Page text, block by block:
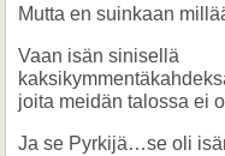
Mutta en suinkaan
Vaan isän sinisellä
joita meidän talossa ei
Ja se Pyrkijä…se oli